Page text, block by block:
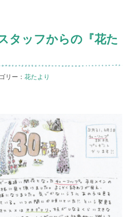
タッフからの『花た
リー：花たより